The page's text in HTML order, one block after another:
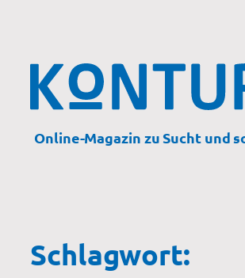
Online-Magazin zu Sucht und
Schlagwort: